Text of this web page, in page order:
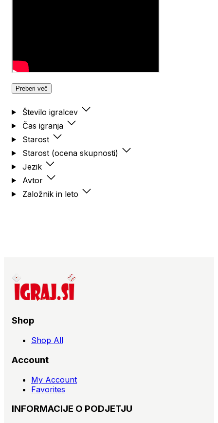
Preberi več
Število igralcev
Čas igranja
Starost
Starost (ocena skupnosti)
Jezik
Avtor
Založnik in leto
Shop
Shop All
Account
My Account
Favorites
INFORMACIJE O PODJETJU